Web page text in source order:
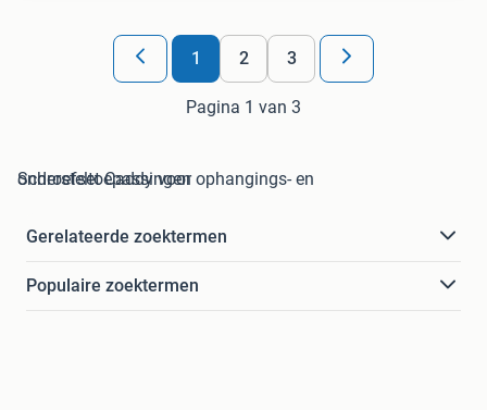
1 2 3
Pagina 1 van 3
Schroefset Caddy voor ophangings- en ondersteltoepassingen
Gerelateerde zoektermen
Populaire zoektermen